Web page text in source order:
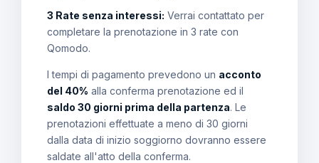
3 Rate senza interessi: Verrai contattato per
completare la prenotazione in 3 rate con
Qomodo.
I tempi di pagamento prevedono un acconto
del 40% alla conferma prenotazione ed il
saldo 30 giorni prima della partenza. Le
prenotazioni effettuate a meno di 30 giorni
dalla data di inizio soggiorno dovranno essere
saldate all'atto della conferma.